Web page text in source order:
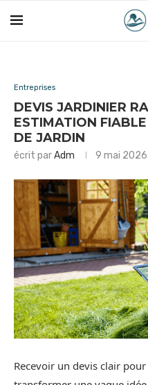
Entreprises
DEVIS JARDINIER
ESTIMATION
DE JARDIN
écrit parAdm 9 mai 2026
Recevoir un devis clair